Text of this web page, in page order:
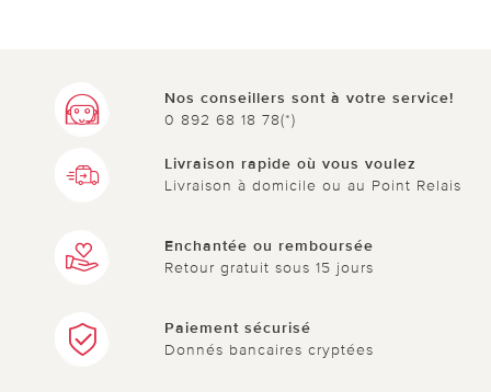
Nos conseillers sont à votre service!
0 892 68 18 78(*)
Livraison rapide où vous voulez
Livraison à domicile ou au Point Relais
Enchantée ou remboursée
Retour gratuit sous 15 jours
Paiement sécurisé
Donnés bancaires cryptées